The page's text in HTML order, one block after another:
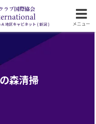
森清掃
メニュー